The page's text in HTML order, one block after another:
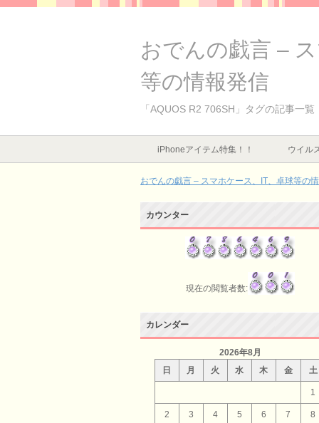
おでんの戯言 –
等の情報発信
「AQUOS R2 706SH」タグの記事一覧
iPhoneアイテム特集！！ ウイル
おでんの戯言 – スマホケース、IT、卓球等の
カウンター
現在の閲覧者数:
カレンダー
2026年8月
日
月 火 水 木 金 土
1
2 3 4 5 6 7 8